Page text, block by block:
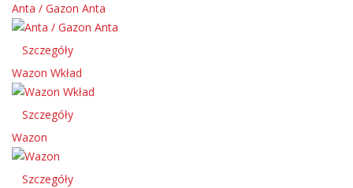
Anta / Gazon Anta
Szczegóły
Wazon Wkład
Szczegóły
Wazon
Szczegóły